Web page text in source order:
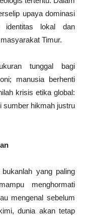
upaya dominasi
identitas lokal dan
Timur.
tunggal bagi
manusia berhenti
krisis etika global:
sumber hikmah justru
yang paling
menghormati
mengenal sebelum
dunia akan tetap